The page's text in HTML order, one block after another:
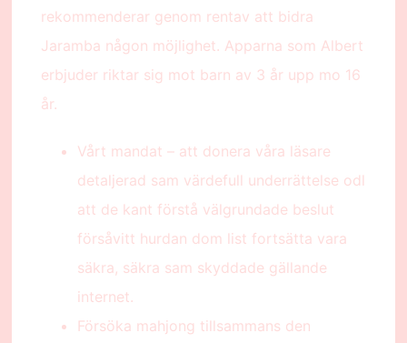
rekommenderar genom rentav att bidra
Jaramba någon möjlighet. Apparna som Albert
erbjuder riktar sig mot barn av 3 år upp mo 16
år.
Vårt mandat – att donera våra läsare
detaljerad sam värdefull underrättelse odl
att de kant förstå välgrundade beslut
försåvitt hurdan dom list fortsätta vara
säkra, säkra sam skyddade gällande
internet.
Försöka mahjong tillsammans den